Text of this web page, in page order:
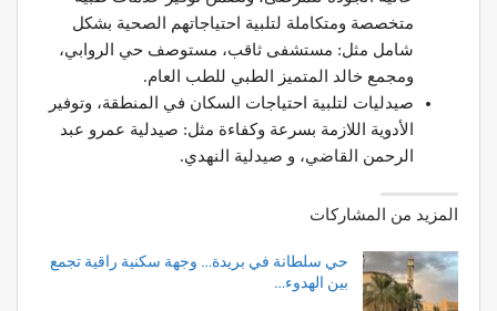
متخصصة ومتكاملة لتلبية احتياجاتهم الصحية بشكل
شامل مثل: مستشفى ثاقب، مستوصف حي الروابي،
ومجمع خالد المتميز الطبي للطب العام.
صيدليات لتلبية احتياجات السكان في المنطقة، وتوفير
الأدوية اللازمة بسرعة وكفاءة مثل: صيدلية عمرو عبد
الرحمن القاضي، و صيدلية النهدي.
المزيد من المشاركات
حي سلطانة في بريدة… وجهة سكنية راقية تجمع
بين الهدوء…